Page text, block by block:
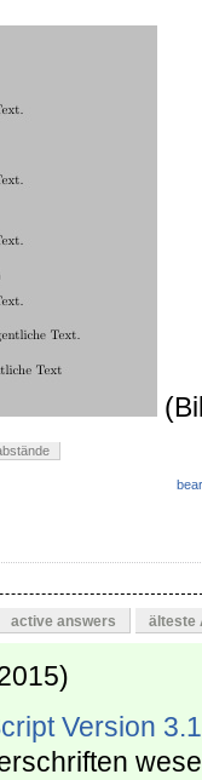
active answers älteste
Version